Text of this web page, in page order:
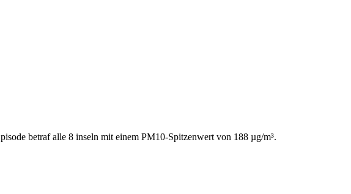
betraf alle 8 inseln mit einem PM10-Spitzenwert von 188 µg/m³.